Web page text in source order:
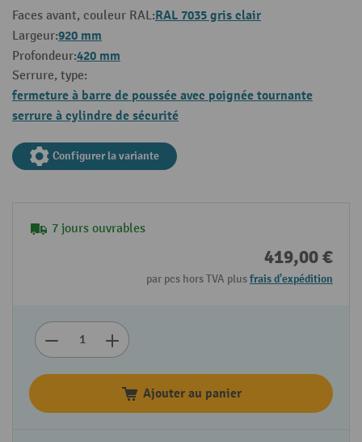
Faces avant, couleur RAL:RAL 7035 gris clair
Largeur:920 mm
Profondeur:420 mm
Serrure, type:
fermeture à barre de poussée avec poignée tournante
serrure à cylindre de sécurité
Configurer la variante
7 jours ouvrables
419,00 €
par pcs hors TVA plusfrais d'expédition
Ajouter au panier